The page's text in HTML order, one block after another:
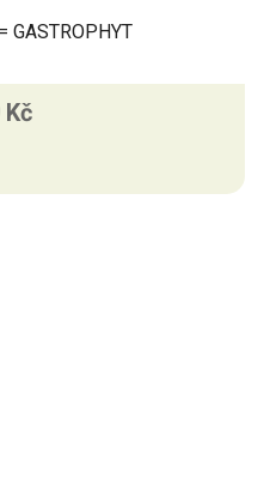
GASTROPHYT
Kč